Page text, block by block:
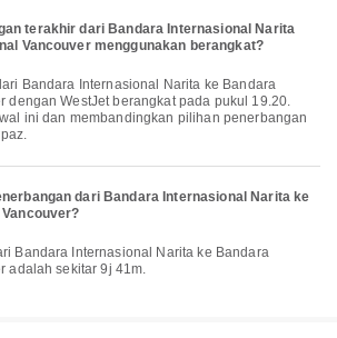
terakhir dari Bandara Internasional Narita
Vancouver menggunakan berangkat?
dengan WestJet berangkat pada pukul 19.20.
ini dan membandingkan pilihan penerbangan
dari Bandara Internasional Narita ke
adalah sekitar 9j 41m.